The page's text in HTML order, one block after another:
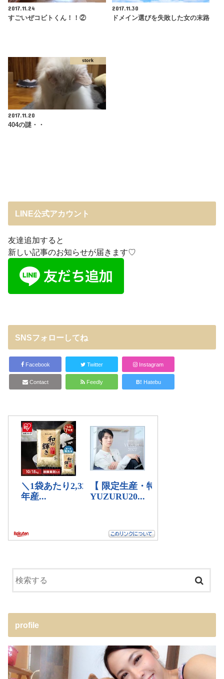
2017.11.24
すごいぜコビトくん！！②
2017.11.30
ドメイン選びを失敗した女の末路
stork
2017.11.20
404の謎・・
LINE公式アカウント
友達追加すると
新しい記事のお知らせが届きます♡
SNSフォローしてね
Facebook Twitter Instagram
Contact Feedly B! Hatebu
profile